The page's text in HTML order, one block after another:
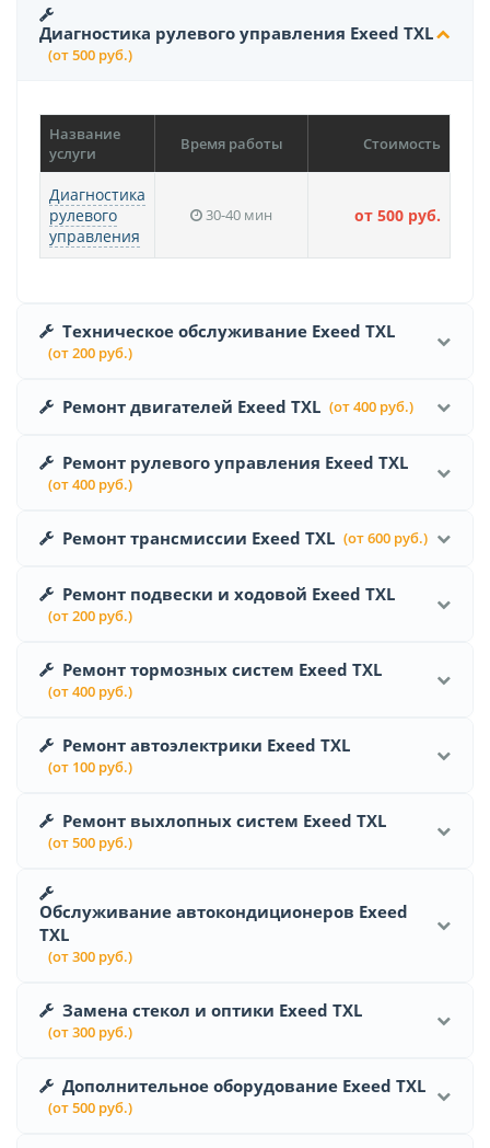
Диагностика рулевого управления Exeed TXL
(от 500 руб.)
Название
услуги
Время работы Стоимость
Диагностика
рулевого
управления
30-40 мин от 500 руб.
Техническое обслуживание Exeed TXL
(от 200 руб.)
Ремонт двигателей Exeed TXL (от 400 руб.)
Ремонт рулевого управления Exeed TXL
(от 400 руб.)
Ремонт трансмиссии Exeed TXL (от 600 руб.)
Ремонт подвески и ходовой Exeed TXL
(от 200 руб.)
Ремонт тормозных систем Exeed TXL
(от 400 руб.)
Ремонт автоэлектрики Exeed TXL
(от 100 руб.)
Ремонт выхлопных систем Exeed TXL
(от 500 руб.)
Обслуживание автокондиционеров Exeed
TXL
(от 300 руб.)
Замена стекол и оптики Exeed TXL
(от 300 руб.)
Дополнительное оборудование Exeed TXL
(от 500 руб.)